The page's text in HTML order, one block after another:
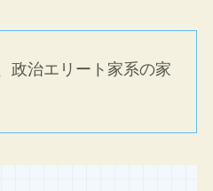
政治エリート家系の家